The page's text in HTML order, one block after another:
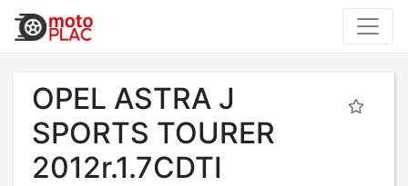
OPEL ASTRA J
SPORTS TOURER
2012r.1.7CDTI